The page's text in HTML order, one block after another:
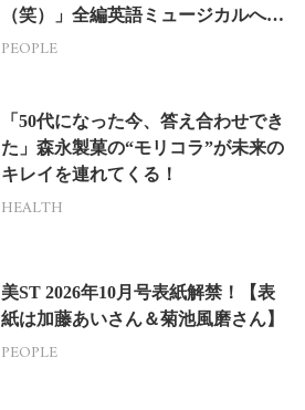
（笑）」全編英語ミュージカルへの
挑戦
PEOPLE
「50代になった今、答え合わせでき
た」森永製菓の“モリコラ”が未来の
キレイを連れてくる！
HEALTH
美ST 2026年10月号表紙解禁！【表
紙は加藤あいさん＆菊池風磨さん】
PEOPLE